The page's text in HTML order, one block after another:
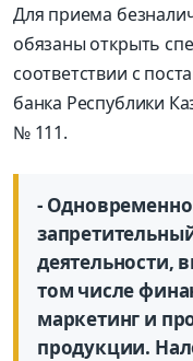
Для приема
обязаны открыть
соответствии с
банка Республики
№ 111.
- Одновременно
деятельности,
том числе
маркетинг и
продукции.